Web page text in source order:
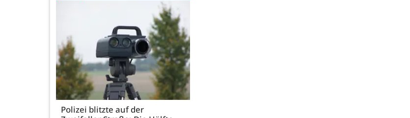
Polizei blitzte auf der